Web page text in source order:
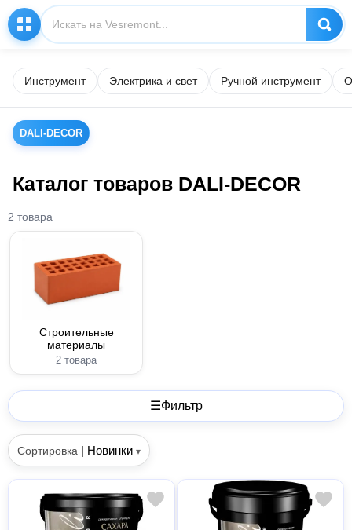
Инструмент Электрика и свет Ручной инструмент
DALI-DECOR
Каталог товаров DALI-DECOR
2 товара
Строительные
материалы
2 товара
☰Фильтр
Сортировка | Новинки ▾